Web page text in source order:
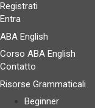
Registrati
Entra
ABA English
Corso ABA English
Contatto
Risorse Grammaticali
Beginner